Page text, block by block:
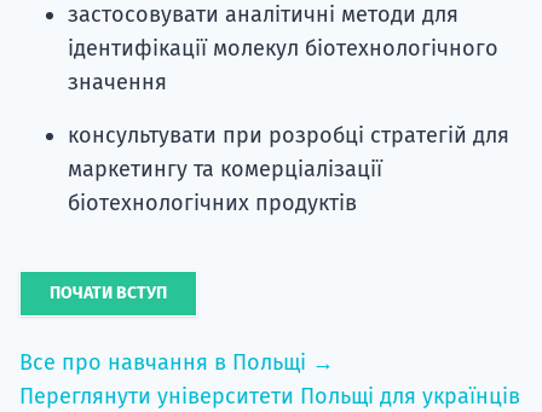
застосовувати аналітичні методи для
ідентифікації молекул біотехнологічного
значення
консультувати при розробці стратегій для
маркетингу та комерціалізації
біотехнологічних продуктів
ПОЧАТИ ВСТУП
Все про навчання в Польщі →
Переглянути університети Польщі для українців